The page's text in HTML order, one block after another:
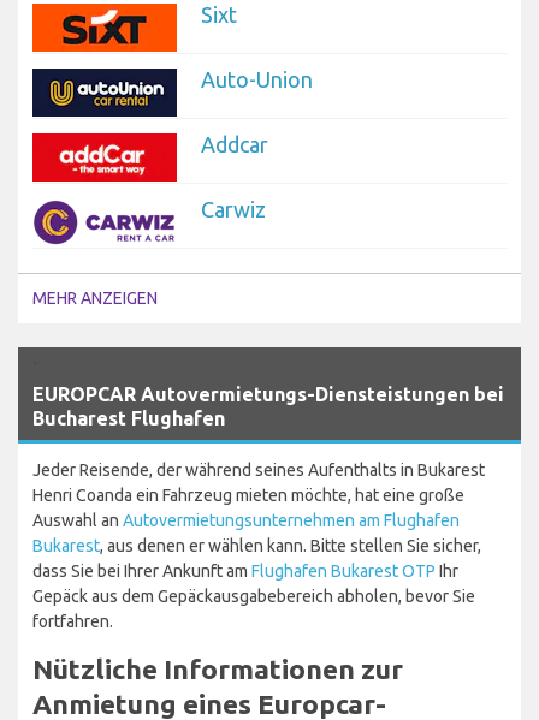
Sixt
Auto-Union
Addcar
Carwiz
MEHR ANZEIGEN
EUROPCAR Autovermietungs-Diensteistungen bei
Bucharest Flughafen
Jeder Reisende, der während seines Aufenthalts in Bukarest
Henri Coanda ein Fahrzeug mieten möchte, hat eine große
Auswahl an Autovermietungsunternehmen am Flughafen
Bukarest, aus denen er wählen kann. Bitte stellen Sie sicher,
dass Sie bei Ihrer Ankunft am Flughafen Bukarest OTP Ihr
Gepäck aus dem Gepäckausgabebereich abholen, bevor Sie
fortfahren.
Nützliche Informationen zur
Anmietung eines Europcar-